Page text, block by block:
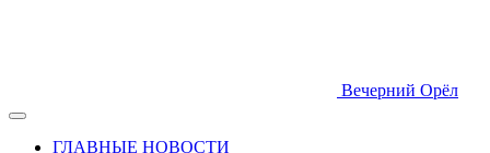
Вечерний Орёл
ГЛАВНЫЕ НОВОСТИ